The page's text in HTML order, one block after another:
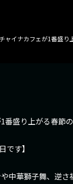
ャイナカフェが1番盛り
番盛り上がる春節
です】
中華獅子舞、逆